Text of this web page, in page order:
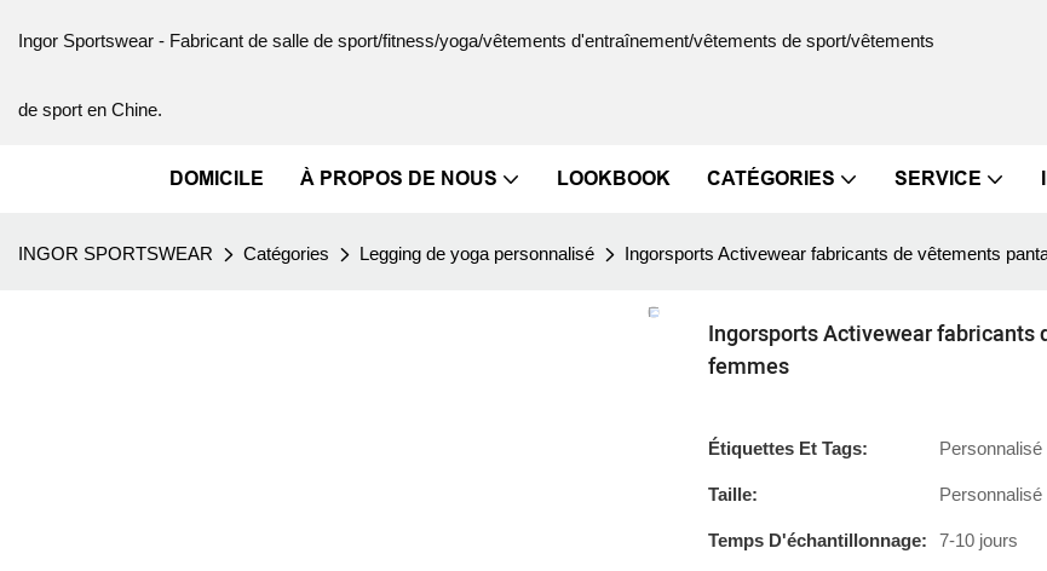
Ingor Sportswear - Fabricant de salle de sport/fitness/yoga/vêtements d'entraînement/vêtements de sport/vêtements
de sport en Chine.
DOMICILE À PROPOS DE NOUS LOOKBOOK CATÉGORIES SERVICE
INGOR SPORTSWEAR Catégories Legging de yoga personnalisé Ingorsports Activewear fabricants de vêtements
Ingorsports Activewear
femmes
Étiquettes Et Tags: Personnalisé
Taille: Personnalisé
Temps D'échantillonnage: 7-10 jours